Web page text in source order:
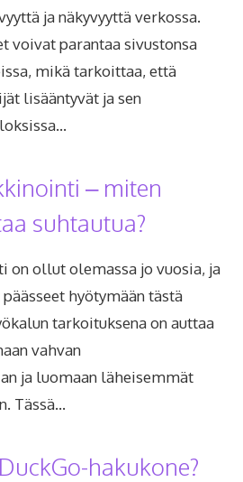
ja näkyvyyttä verkossa.
voivat parantaa sivustonsa
mikä tarkoittaa, että
lisääntyvät ja sen
– miten
suhtautua?
on ollut olemassa jo vuosia, ja
hyötymään tästä
tarkoituksena on auttaa
vahvan
ja luomaan läheisemmät
Tässä…
hakukone?